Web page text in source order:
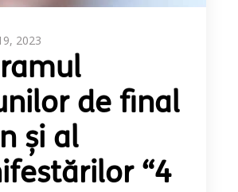
2023
de final
și al
“4